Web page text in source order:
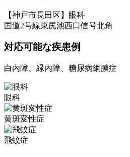
【神戸市長田区】眼科
国道2号線東尻池西口信号北角
対応可能な疾患例
白内障、緑内障、糖尿病網膜症
眼科
黄斑変性症
飛蚊症